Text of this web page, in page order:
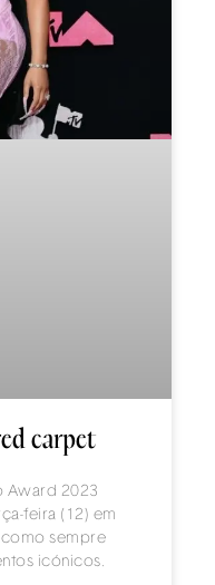
carpet
Award 2023
feira (12) em
como sempre
icónicos.